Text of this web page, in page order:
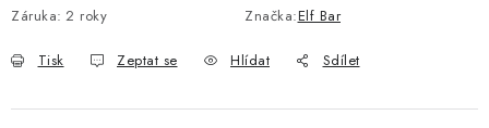
Záruka: 2 roky Značka:Elf Bar
Tisk Zeptat se Hlídat Sdílet